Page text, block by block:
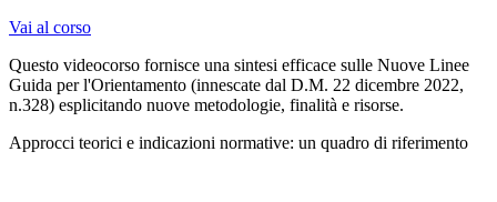
Vai al corso
Questo videocorso fornisce una sintesi efficace sulle Nuove Linee
Guida per l'Orientamento (innescate dal D.M. 22 dicembre 2022,
n.328) esplicitando nuove metodologie, finalità e risorse.
Approcci teorici e indicazioni normative: un quadro di riferimento